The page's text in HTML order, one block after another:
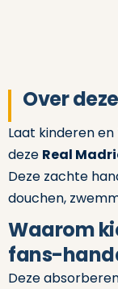
Over
Laat kinderen
deze Real
Deze zachte
douchen,
Waarom
fans-
Deze